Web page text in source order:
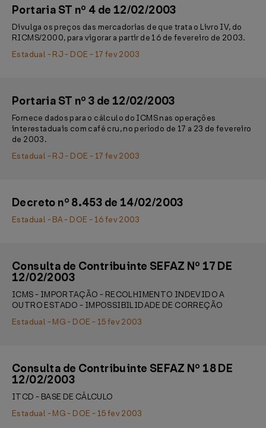
Portaria ST nº 4 de 12/02/2003
Divulga os preços das mercadorias de que trata o Livro IV, do
RICMS/2000, para vigorar a partir de 16 de fevereiro de 2003.
Estadual - RJ - DOE - 17 fev 2003
Portaria ST nº 3 de 12/02/2003
Fornece dados para o cálculo do ICMS nas operações
interestaduais com café cru, no período de 17 a 23 de fevereiro
de 2003.
Estadual - RJ - DOE - 17 fev 2003
Decreto nº 8.453 de 14/02/2003
Estadual - BA - DOE - 16 fev 2003
Consulta de Contribuinte SEFAZ Nº 17 DE
12/02/2003
ICMS - IMPORTAÇÃO - RECOLHIMENTO INDEVIDO A
OUTRO ESTADO - IMPOSSIBILIDADE DE CORREÇÃO
Estadual - MG - DOE - 15 fev 2003
Consulta de Contribuinte SEFAZ Nº 18 DE
12/02/2003
ITCD - BASE DE CÁLCULO
Estadual - MG - DOE - 15 fev 2003